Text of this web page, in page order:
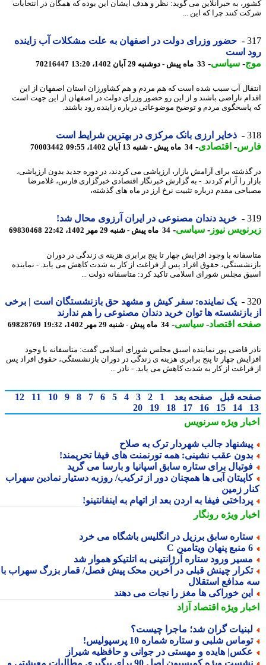
به خبرآنلاین می گوید: نظر و هدف ایشان این بوده که همگان در انتخابات
کنند چرا که این ...
حضور وزرای دولت در اصفهان به علت مشکلات آب زاینده
است
-سیاسی-33 ماه پیش - دوشنبه 29 آبان 1402، 13:20 70216447
آب سبب شده است که هم مردم و هم کشاورزان استان اصفهان از این
ناراضی باشند و از این رو حضور وزرای دولت در اصفهان از این جهت است
مردم و توضیح موضوعاتی درباره زاینده رود باشند.
ذخایر ارزی بانک مرکزی در بهترین شرایط است
-اقتصادی-34 ماه پیش - شنبه 13 آبان 1402، 09:55 70003442
برای آرامش بازار، ارزپاشی می کردند، در دوره جدید بدون ارزپاشی،
را آرام کردند. - به گزارش خبرنگار اقتصادی خبرگزاری فارس، غلامرضا
مقدم درباره تثبیت نرخ ارز در ماه های گذشته،
خرید دندان مصنوعی در ایران آرزوی محال شد!
نیوز-سیاسی-34 ماه پیش - شنبه 29 مهر 1402، 22:42 69830468
با وجود افزایش چهار تا پنج برابری هزینه ی زندگی در دوران
حقوق افراد پس از فراغت از کار به شدت کاهش می یابد. - نماینده
مجلس شورای اسلامی تاکید کرد: متاسفانه دولت ...
یک نماینده: سفر کیش و مشهد حق بازنشستگان است | برخی
ها توان خرید دندان مصنوعی را هم ندارند
اقتصاد-سیاسی-34 ماه پیش - شنبه 29 مهر 1402، 19:32 69828769
قاضی پور نماینده اسبق مجلس شورای اسلامی گفت: متاسفانه با وجود
چهار تا پنج برابری هزینه ی زندگی در دوران بازنشستگی، حقوق افراد پس
از کار به شدت کاهش می یابد. - نادر ...
قبل صفحه بعد 1
2
3
4
5
6
7
8
9
10
11
12
14
15
16
17
18
19
20
ویژهسرنویس
جالب شهردار ترک به صلاح
عقب نشینی: همه تورنمنت های فیفا تحریمند!
برای ستاره سابق اسپانیا و بارسا می گرید
آبی ها همچنان دور از ترکیب/ روزبه دستیار نمادین سهراب
زمین
فیفا به اردن بعد از اتهام به اینفانتینو!
ویژهرونگار
سابق برزیل در انگلیس باشگاه می خرد
ورود ستاره آرژانتینی به اتلتیکو هموار شد
چینش قبلی در آخرین محک پیش فصل/ قمار بزرگ سهراب با
مدافع استقلال
خوراکی ها مغز را نجات می دهند
ویژهاقتصاد آزاد
گران شد؛ ماجرا چیست؟
شلبی و ستاره شماره 10 پرسپولیس!
هایده و مهستی در جوانی و حافظیه شیراز